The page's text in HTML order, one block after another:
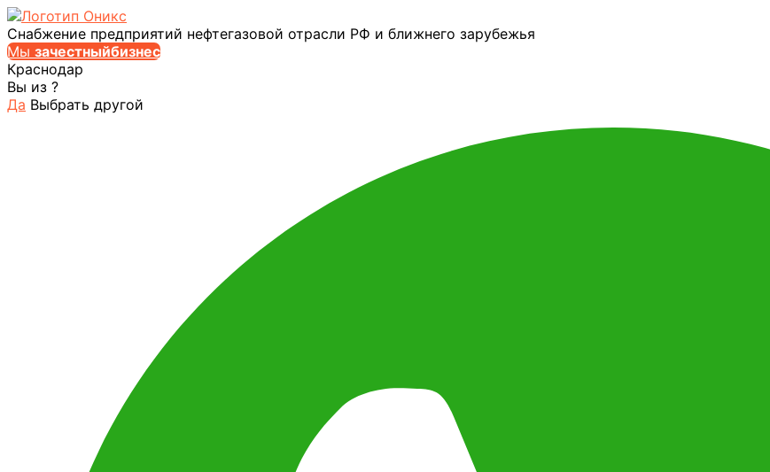
Снабжение предприятий нефтегазовой отрасли РФ и ближнего зарубежья
Мы зачестныйбизнес
Краснодар
Вы из ?
Да Выбрать другой